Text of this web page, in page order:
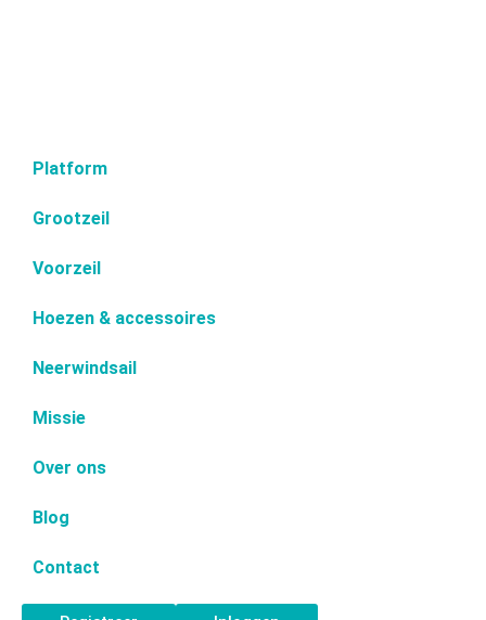
Platform
Grootzeil
Voorzeil
Hoezen & accessoires
Neerwindsail
Missie
Over ons
Blog
Contact